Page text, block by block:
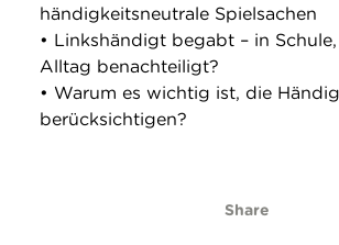
händigkeitsneutrale Spielsachen
• Linkshändigt begabt – in
Alltag benachteiligt?
• Warum es wichtig ist, die
berücksichtigen?
Share